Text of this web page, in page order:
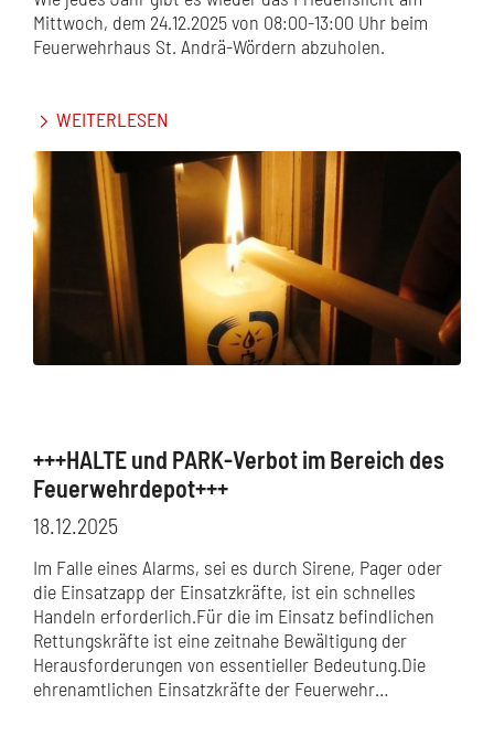
Mittwoch, dem 24.12.2025 von 08:00-13:00 Uhr beim
Feuerwehrhaus St. Andrä-Wördern abzuholen.
WEITERLESEN
+++HALTE und PARK-Verbot im Bereich des
Feuerwehrdepot+++
18.12.2025
Im Falle eines Alarms, sei es durch Sirene, Pager oder
die Einsatzapp der Einsatzkräfte, ist ein schnelles
Handeln erforderlich.Für die im Einsatz befindlichen
Rettungskräfte ist eine zeitnahe Bewältigung der
Herausforderungen von essentieller Bedeutung.Die
ehrenamtlichen Einsatzkräfte der Feuerwehr…